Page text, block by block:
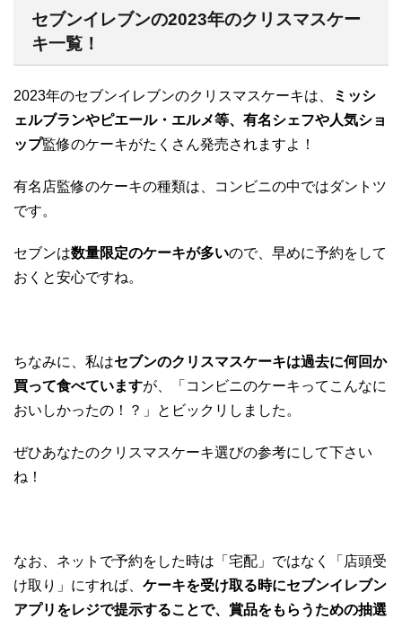
セブンイレブンの2023年のクリスマスケー
キ一覧！
2023年のセブンイレブンのクリスマスケーキは、
ミッシ
ェルブランやピエール・エルメ等、有名シェフや人気ショ
ップ監修のケーキがたくさん発売されますよ！
有名店監修のケーキの種類は、コンビニの中ではダントツ
です。
セブンは数量限定のケーキが多いので、早めに予約をして
おくと安心ですね。
ちなみに、私はセブンのクリスマスケーキは過去に何回か
買って食べていますが、「コンビニのケーキってこんなに
おいしかったの！？」とビックリしました。
ぜひあなたのクリスマスケーキ選びの参考にして下さい
ね！
なお、ネットで予約をした時は「宅配」ではなく「店頭受
け取り」にすれば、 ケーキを受け取る時にセブンイレブン
アプリをレジで提示することで、賞品をもらうための抽選